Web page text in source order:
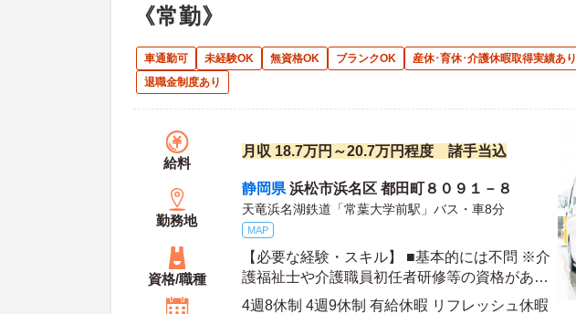
《常勤》
車通勤可 未経験OK 無資格OK ブランクOK 産休･育休･介護休暇取得実績あり
退職金制度あり
給料
月収 18.7万円～20.7万円程度 諸手当込
勤務地
静岡県 浜松市浜名区 都田町８０９１－８
天竜浜名湖鉄道「常葉大学前駅」バス・車8分
MAP
資格/職種
【必要な経験・スキル】 ■基本的には不問 ※介
護福祉士や介護職員初任者研修等の資格があれ
ば好待遇
4週8休制 4週9休制 有給休暇 リフレッシュ休暇